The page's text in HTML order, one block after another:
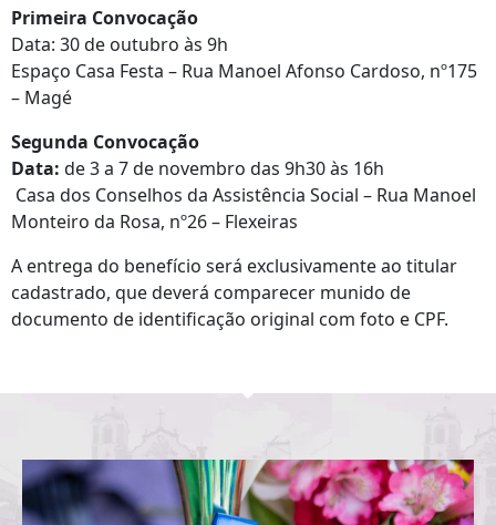
Primeira Convocação
Data: 30 de outubro às 9h
Espaço Casa Festa – Rua Manoel Afonso Cardoso, nº175
– Magé
Segunda Convocação
Data: de 3 a 7 de novembro das 9h30 às 16h
Casa dos Conselhos da Assistência Social – Rua Manoel
Monteiro da Rosa, nº26 – Flexeiras
A entrega do benefício será exclusivamente ao titular
cadastrado, que deverá comparecer munido de
documento de identificação original com foto e CPF.